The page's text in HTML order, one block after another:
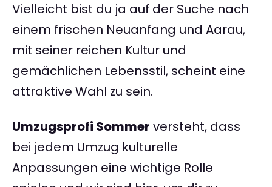
Vielleicht bist du ja auf der Suche nach
einem frischen Neuanfang und Aarau,
mit seiner reichen Kultur und
gemächlichen Lebensstil, scheint eine
attraktive Wahl zu sein.
Umzugsprofi Sommer versteht, dass
bei jedem Umzug kulturelle
Anpassungen eine wichtige Rolle